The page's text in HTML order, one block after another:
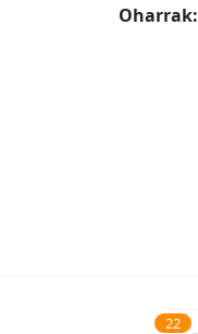
Oharrak:
22